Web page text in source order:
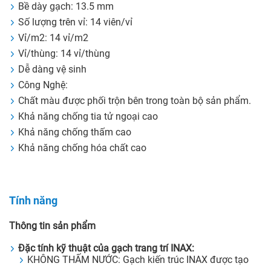
Bề dày gạch: 13.5 mm
Số lượng trên vỉ: 14 viên/vỉ
Vỉ/m2: 14 vỉ/m2
Vỉ/thùng: 14 vỉ/thùng
Dễ dàng vệ sinh
Công Nghệ:
Chất màu được phối trộn bên trong toàn bộ sản phẩm.
Khả năng chống tia tử ngoại cao
Khả năng chống thấm cao
Khả năng chống hóa chất cao
Tính năng
Thông tin sản phẩm
Đặc tính kỹ thuật của gạch trang trí INAX:
KHÔNG THẤM NƯỚC: Gạch kiến trúc INAX được tạo